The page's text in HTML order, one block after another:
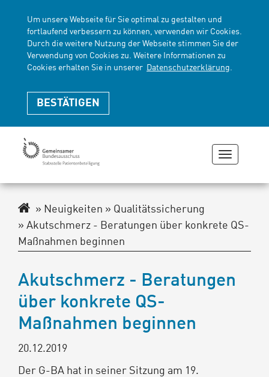
Um unsere Webseite für Sie optimal zu gestalten und
fortlaufend verbessern zu können, verwenden wir Cookies.
Durch die weitere Nutzung der Webseite stimmen Sie der
Verwendung von Cookies zu. Weitere Informationen zu
Cookies erhalten Sie in unserer Datenschutzerklärung.
BESTÄTIGEN
oder
Navigationspfad
Neuigkeiten
Qualitätssicherung
Akutschmerz - Beratungen über konkrete QS-
Maßnahmen beginnen
Akutschmerz - Beratungen
über konkrete QS-
Maßnahmen beginnen
20.12.2019
Der G-BA hat in seiner Sitzung am 19.